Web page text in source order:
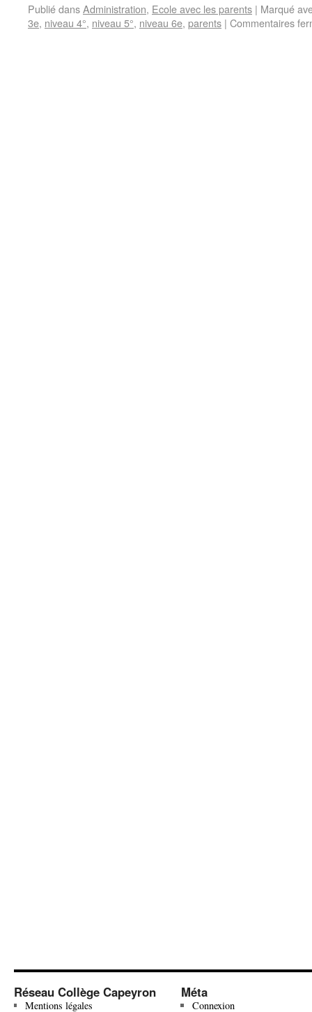
Publié dansAdministration, Ecole avec les parents | Marqué
3e, niveau 4°, niveau 5°, niveau 6e, parents | Commentaires
Réseau Collège Capeyron
Mentions légales
Méta
Connexion